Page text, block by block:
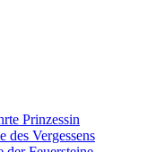
Prinzessin
des Vergessens